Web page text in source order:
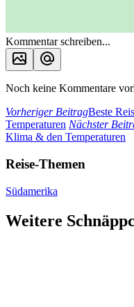
Kommentar schreiben...
Noch keine Kommentare
Vorheriger BeitragBeste
Temperaturen Nächster
Klima & den Temperaturen
Reise-Themen
Südamerika
Weitere